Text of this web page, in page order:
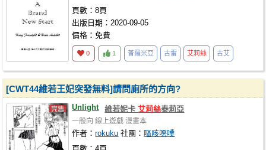
頁數：8頁
出版日期：2020-09-05
價格：免費
0 1 普羅米亞 古雷 艾莉絲 古艾
[CWT44維若王妃突發無料]請問廁所的方向?
Unlight 維若妮卡艾莉絲泰莉亞
一般向 線上遊戲 漫畫本
作者：rokuku 社團： 嘔咳噁噗